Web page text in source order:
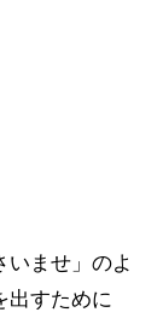
いませ」のよ
出すために